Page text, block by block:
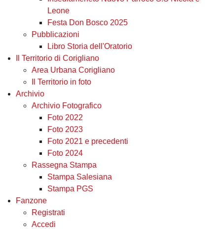
Leone
Festa Don Bosco 2025
Pubblicazioni
Libro Storia dell'Oratorio
Il Territorio di Corigliano
Area Urbana Corigliano
Il Territorio in foto
Archivio
Archivio Fotografico
Foto 2022
Foto 2023
Foto 2021 e precedenti
Foto 2024
Rassegna Stampa
Stampa Salesiana
Stampa PGS
Fanzone
Registrati
Accedi